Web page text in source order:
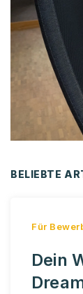
BELIEBTE
Für
Dein